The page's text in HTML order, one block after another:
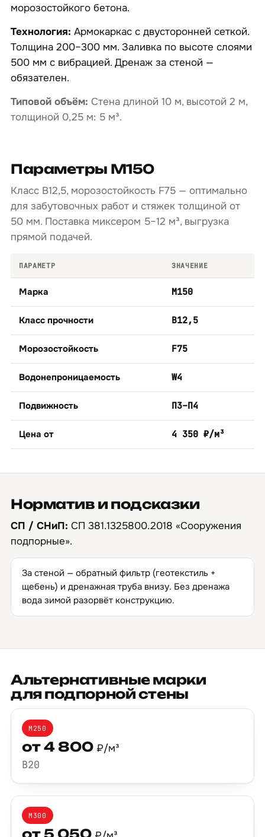
морозостойкого бетона.
Технология: Армокаркас с двусторонней сеткой.
Толщина 200–300 мм. Заливка по высоте слоями
500 мм с вибрацией. Дренаж за стеной —
обязателен.
Типовой объём: Стена длиной 10 м, высотой 2 м,
толщиной 0,25 м: 5 м³.
Параметры М150
Класс B12,5, морозостойкость F75 — оптимально
для забутовочных работ и стяжек толщиной от
50 мм. Поставка миксером 5–12 м³, выгрузка
прямой подачей.
ПАРАМЕТР ЗНАЧЕНИЕ
Марка М150
Класс прочности B12,5
Морозостойкость F75
Водонепроницаемость W4
Подвижность П3–П4
Цена от 4 350 ₽/м³
Норматив и подсказки
СП / СНиП: СП 381.1325800.2018 «Сооружения
подпорные».
За стеной — обратный фильтр (геотекстиль +
щебень) и дренажная труба внизу. Без дренажа
вода зимой разорвёт конструкцию.
Альтернативные марки
для подпорной стены
М250
от 4 800 ₽/м³
B20
М300
от 5 050